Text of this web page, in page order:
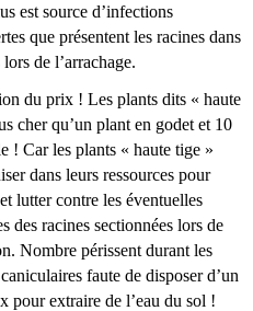
est source d’infections
que présentent les racines dans
de l’arrachage.
du prix ! Les plants dits « haute
cher qu’un plant en godet et 10
! Car les plants « haute tige »
dans leurs ressources pour
lutter contre les éventuelles
des racines sectionnées lors de
Nombre périssent durant les
faute de disposer d’un
pour extraire de l’eau du sol !